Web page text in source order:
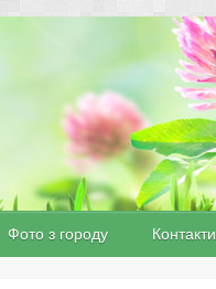
Фото з городу Контакти